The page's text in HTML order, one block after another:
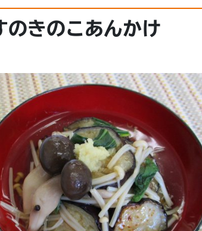
のきのこあんかけ